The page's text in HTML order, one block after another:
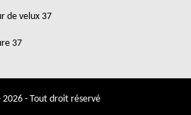
de velux 37
37
2026 - Tout droit réservé